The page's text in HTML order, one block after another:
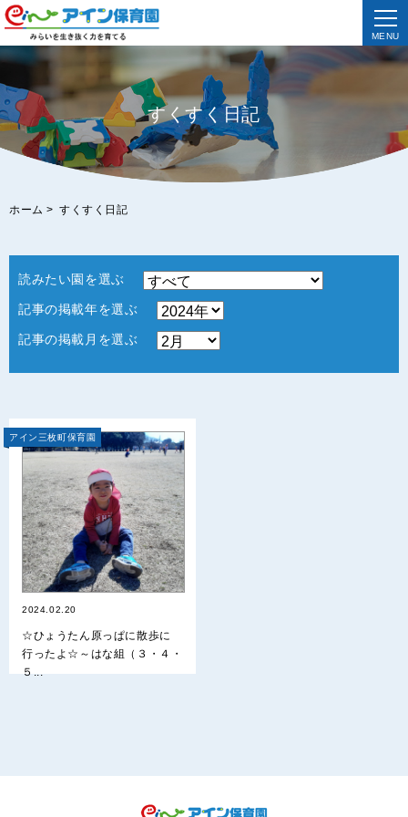
MENU
すくすく日記
ホーム > すくすく日記
読みたい園を選ぶ
記事の掲載年を選ぶ
記事の掲載月を選ぶ
アイン三枚町保育園
2024.02.20
☆ひょうたん原っぱに散歩に
行ったよ☆～はな組（３・４・
５...